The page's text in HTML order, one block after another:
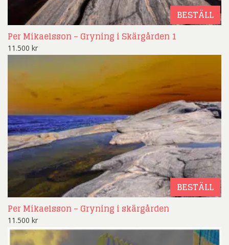
BESTÄLL
Per Mikaelsson – Gryning i Skärgården 1
11.500 kr
BESTÄLL
Per Mikaelsson – Gryning i skärgården
11.500 kr